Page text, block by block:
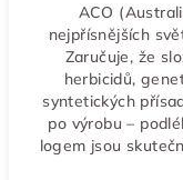
ACO
nejpřísnějších
Zaručuje, že
herbicidů,
syntetických
po výrobu –
logem jsou